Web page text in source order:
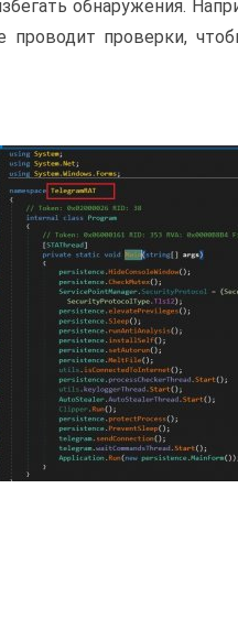
обнаружения.
проводит проверки,